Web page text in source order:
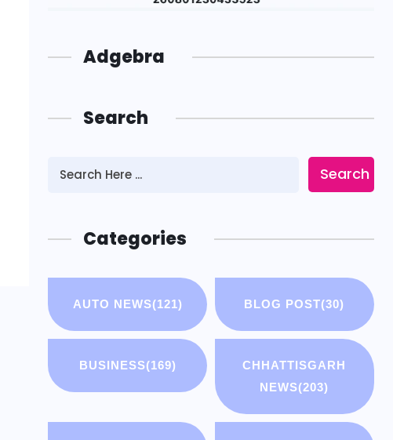
Adgebra
Search
Search
Categories
AUTO NEWS(121) BLOG POST(30)
BUSINESS(169)
CHHATTISGARH
NEWS(203)